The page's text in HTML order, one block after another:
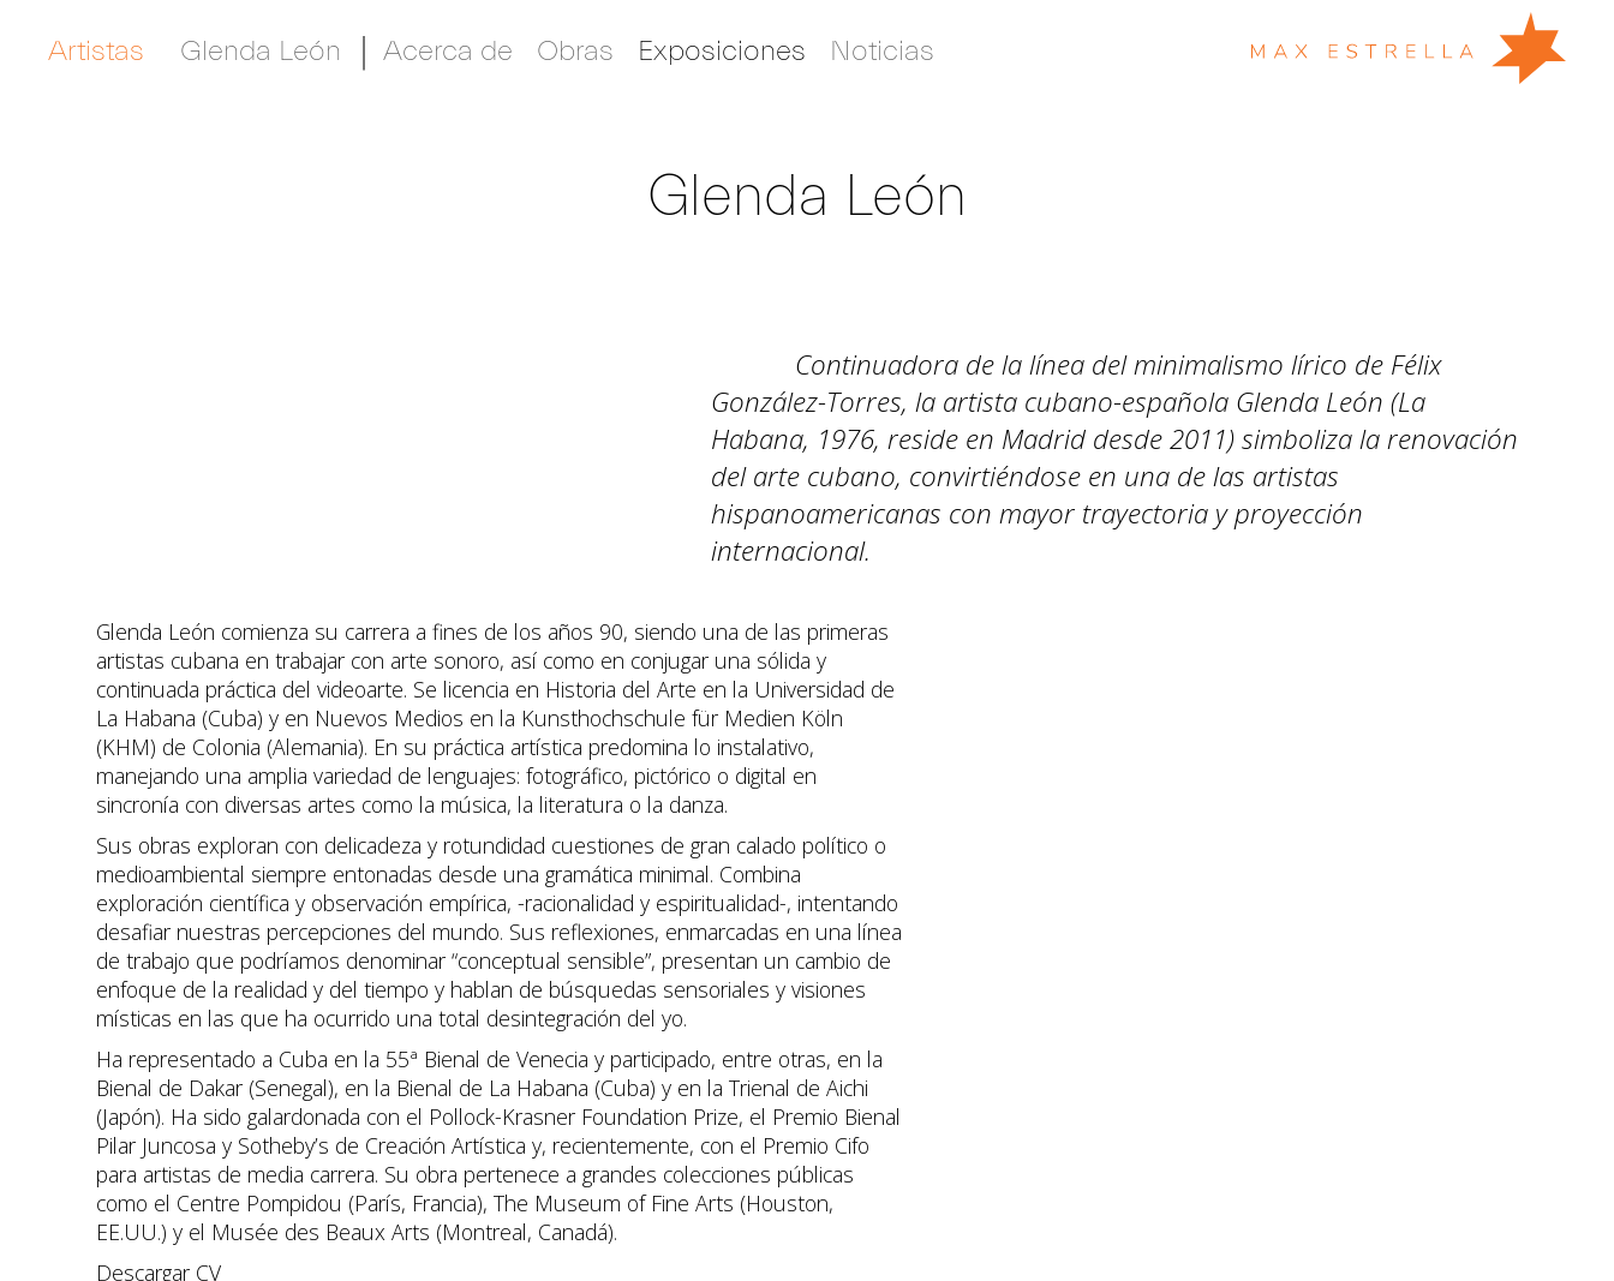
Artistas Glenda León Acerca de Obras Exposiciones Noticias
Glenda León
Continuadora de la línea del minimalismo lírico de Félix
González-Torres, la artista cubano-española Glenda León (La
Habana, 1976, reside en Madrid desde 2011) simboliza la renovación
del arte cubano, convirtiéndose en una de las artistas
hispanoamericanas con mayor trayectoria y proyección
internacional.
Glenda León comienza su carrera a fines de los años 90, siendo una de las primeras
artistas cubana en trabajar con arte sonoro, así como en conjugar una sólida y
continuada práctica del videoarte. Se licencia en Historia del Arte en la Universidad de
La Habana (Cuba) y en Nuevos Medios en la Kunsthochschule für Medien Köln
(KHM) de Colonia (Alemania). En su práctica artística predomina lo instalativo,
manejando una amplia variedad de lenguajes: fotográfico, pictórico o digital en
sincronía con diversas artes como la música, la literatura o la danza.
Sus obras exploran con delicadeza y rotundidad cuestiones de gran calado político o
medioambiental siempre entonadas desde una gramática minimal. Combina
exploración científica y observación empírica, -racionalidad y espiritualidad-, intentando
desafiar nuestras percepciones del mundo. Sus reflexiones, enmarcadas en una línea
de trabajo que podríamos denominar “conceptual sensible”, presentan un cambio de
enfoque de la realidad y del tiempo y hablan de búsquedas sensoriales y visiones
místicas en las que ha ocurrido una total desintegración del yo.
Ha representado a Cuba en la 55ª Bienal de Venecia y participado, entre otras, en la
Bienal de Dakar (Senegal), en la Bienal de La Habana (Cuba) y en la Trienal de Aichi
(Japón). Ha sido galardonada con el Pollock-Krasner Foundation Prize, el Premio Bienal
Pilar Juncosa y Sotheby’s de Creación Artística y, recientemente, con el Premio Cifo
para artistas de media carrera. Su obra pertenece a grandes colecciones públicas
como el Centre Pompidou (París, Francia), The Museum of Fine Arts (Houston,
EE.UU.) y el Musée des Beaux Arts (Montreal, Canadá).
Descargar CV